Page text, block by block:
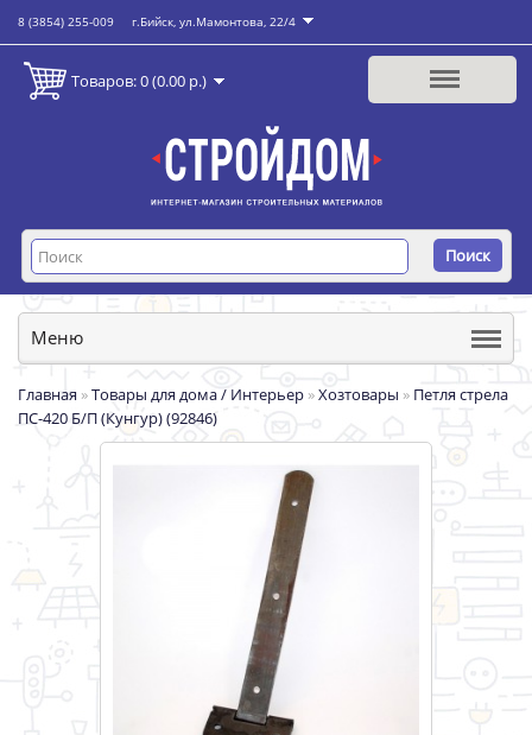
8 (3854) 255-009 г.Бийск, ул.Мамонтова, 22/4
Товаров: 0 (0.00 р.)
Поиск
Меню
Главная »Товары для дома / Интерьер »Хозтовары » Петля стрела
ПС-420 Б/П (Кунгур) (92846)